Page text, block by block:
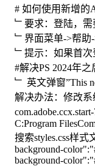
# 如何使用新增的
﹂要求：登陆，
﹂界面菜单->帮助
﹂提示：如果首
#解决PS 2024年
﹂ 英文弹窗”This
解决办法：修改系
C:Program
搜索styles.css样式
background-
background-